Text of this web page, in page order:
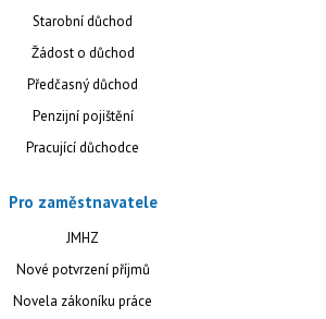
Starobní důchod
Žádost o důchod
Předčasný důchod
Penzijní pojištění
Pracující důchodce
Pro zaměstnavatele
JMHZ
Nové potvrzení příjmů
Novela zákoníku práce